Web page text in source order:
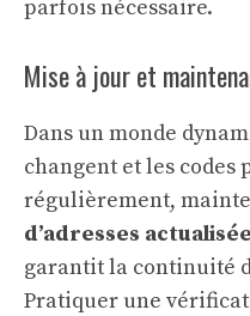
parfois nécessaire.
Mise à jour et
Dans un monde
changent et les codes
régulièrement,
d’adresses actualisée
garantit la continuité
Pratiquer une